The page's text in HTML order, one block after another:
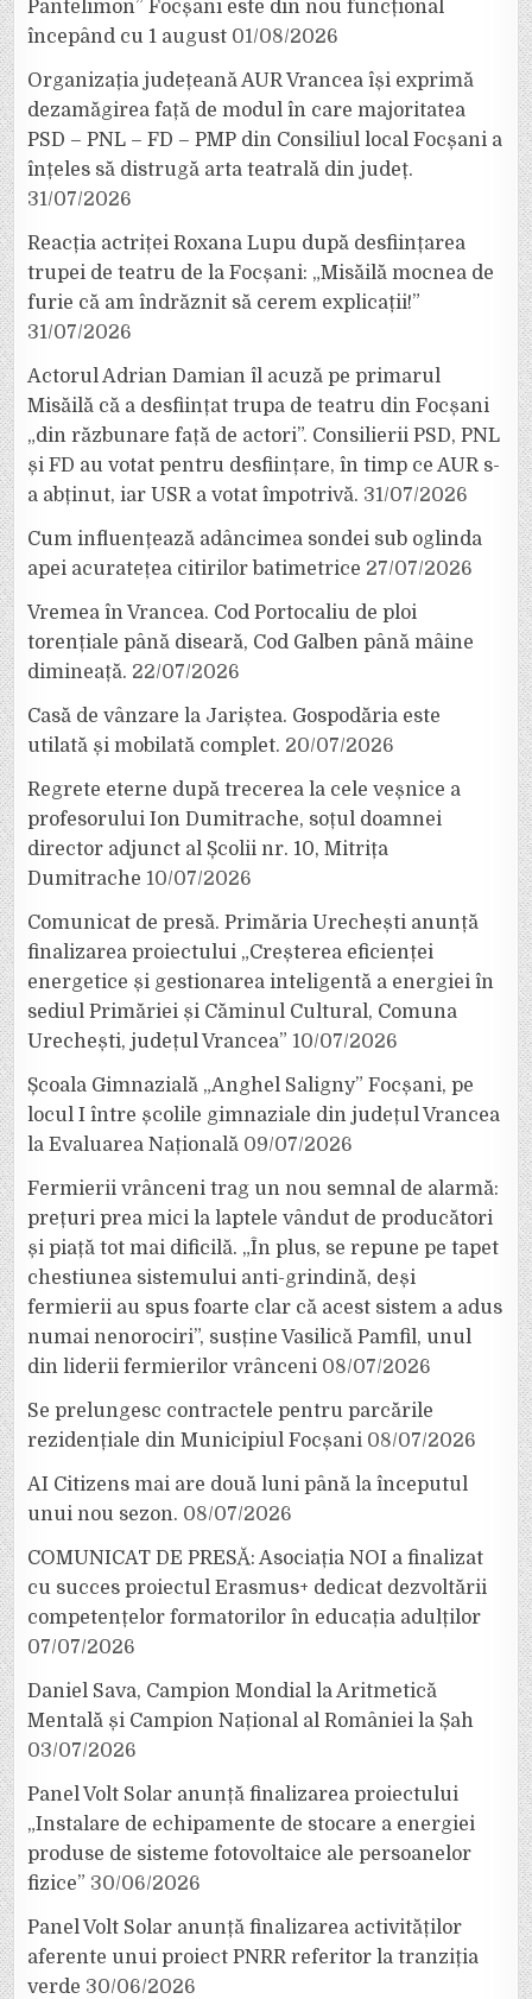
Pantelimon” Focșani este din nou funcțional
începând cu 1 august 01/08/2026
Organizația județeană AUR Vrancea își exprimă
dezamăgirea față de modul în care majoritatea
PSD – PNL – FD – PMP din Consiliul local Focșani a
înțeles să distrugă arta teatrală din județ.
31/07/2026
Reacția actriței Roxana Lupu după desființarea
trupei de teatru de la Focșani: „Misăilă mocnea de
furie că am îndrăznit să cerem explicații!”
31/07/2026
Actorul Adrian Damian îl acuză pe primarul
Misăilă că a desființat trupa de teatru din Focșani
„din răzbunare față de actori”. Consilierii PSD, PNL
și FD au votat pentru desființare, în timp ce AUR s-
a abținut, iar USR a votat împotrivă. 31/07/2026
Cum influențează adâncimea sondei sub oglinda
apei acuratețea citirilor batimetrice 27/07/2026
Vremea în Vrancea. Cod Portocaliu de ploi
torențiale până diseară, Cod Galben până mâine
dimineață. 22/07/2026
Casă de vânzare la Jariștea. Gospodăria este
utilată și mobilată complet. 20/07/2026
Regrete eterne după trecerea la cele veșnice a
profesorului Ion Dumitrache, soțul doamnei
director adjunct al Școlii nr. 10, Mitrița
Dumitrache 10/07/2026
Comunicat de presă. Primăria Urechești anunță
finalizarea proiectului „Creșterea eficienței
energetice și gestionarea inteligentă a energiei în
sediul Primăriei și Căminul Cultural, Comuna
Urechești, județul Vrancea” 10/07/2026
Școala Gimnazială „Anghel Saligny” Focșani, pe
locul I între școlile gimnaziale din județul Vrancea
la Evaluarea Națională 09/07/2026
Fermierii vrânceni trag un nou semnal de alarmă:
prețuri prea mici la laptele vândut de producători
și piață tot mai dificilă. „În plus, se repune pe tapet
chestiunea sistemului anti-grindină, deși
fermierii au spus foarte clar că acest sistem a adus
numai nenorociri”, susține Vasilică Pamfil, unul
din liderii fermierilor vrânceni 08/07/2026
Se prelungesc contractele pentru parcările
rezidențiale din Municipiul Focșani 08/07/2026
AI Citizens mai are două luni până la începutul
unui nou sezon. 08/07/2026
COMUNICAT DE PRESĂ: Asociația NOI a finalizat
cu succes proiectul Erasmus+ dedicat dezvoltării
competențelor formatorilor în educația adulților
07/07/2026
Daniel Sava, Campion Mondial la Aritmetică
Mentală și Campion Național al României la Șah
03/07/2026
Panel Volt Solar anunță finalizarea proiectului
„Instalare de echipamente de stocare a energiei
produse de sisteme fotovoltaice ale persoanelor
fizice” 30/06/2026
Panel Volt Solar anunță finalizarea activităților
aferente unui proiect PNRR referitor la tranziția
verde 30/06/2026